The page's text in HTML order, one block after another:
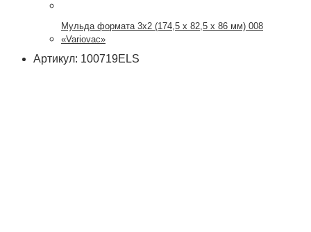
Мульда формата 3х2 (174,5 x 82,5 x 86 мм) 008
«Variovac»
Артикул: 100719ELS